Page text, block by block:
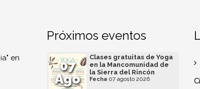
en
Próximos eventos
07
Ago
Clases gratuitas de Yoga
en la Mancomunidad de
la Sierra del Rincón
Fecha 07 agosto 2026